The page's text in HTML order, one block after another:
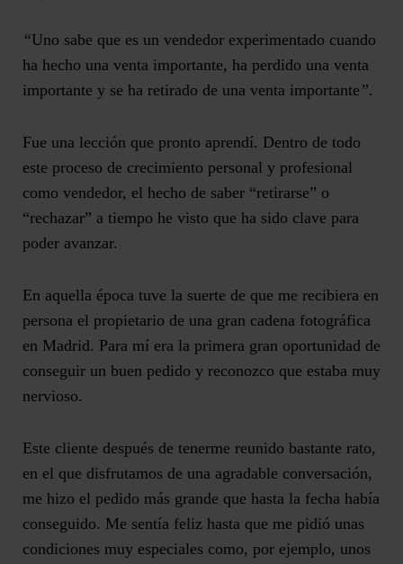
“Uno sabe que es un vendedor experimentado cuando
ha hecho una venta importante, ha perdido una venta
importante y se ha retirado de una venta importante ”.
Fue una lección que pronto aprendí. Dentro de todo
este proceso de crecimiento personal y profesional
como vendedor, el hecho de saber “retirarse” o
“rechazar” a tiempo he visto que ha sido clave para
poder avanzar.
En aquella época tuve la suerte de que me recibiera en
persona el propietario de una gran cadena fotográfica
en Madrid. Para mí era la primera gran oportunidad de
conseguir un buen pedido y reconozco que estaba muy
nervioso.
Este cliente después de tenerme reunido bastante rato,
en el que disfrutamos de una agradable conversación,
me hizo el pedido más grande que hasta la fecha había
conseguido. Me sentía feliz hasta que me pidió unas
condiciones muy especiales como, por ejemplo, unos